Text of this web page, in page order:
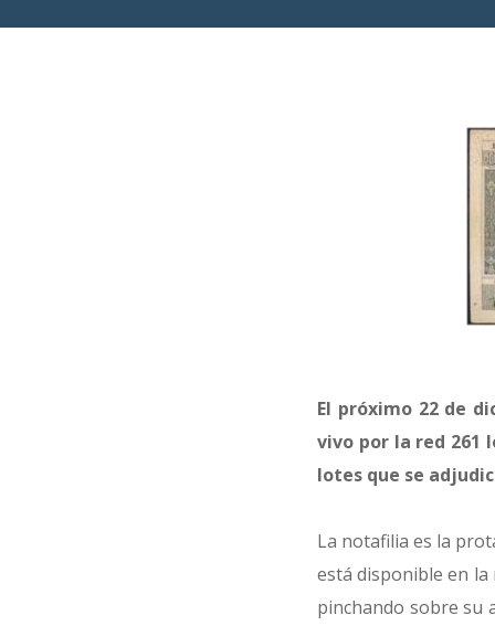
El próximo 22 de
vivo por la red 261
lotes que se
La notafilia es la
está disponible en la
pinchando sobre su